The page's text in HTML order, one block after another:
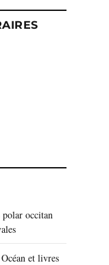
polar occitan
et livres